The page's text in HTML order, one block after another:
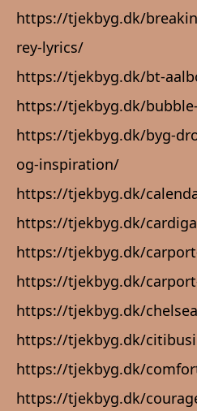
https://tjekbyg.dk/
rey-lyrics/
https://tjekbyg.dk/bt-
https://tjekbyg.dk/
https://tjekbyg.dk/byg-
og-inspiration/
https://tjekbyg.dk/
https://tjekbyg.dk/
https://tjekbyg.dk/
https://tjekbyg.dk/
https://tjekbyg.dk/
https://tjekbyg.dk/
https://tjekbyg.dk/
https://tjekbyg.dk/